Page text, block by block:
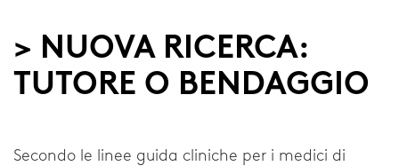
> NUOVA RICERCA:
TUTORE O BENDAGGIO
Secondo le linee guida cliniche per i medici di